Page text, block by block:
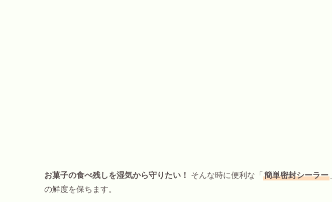
お菓子の食べ残しを湿気から守りたい！ そんな時に便利な「 簡単密封シーラー
の鮮度を保ちます。